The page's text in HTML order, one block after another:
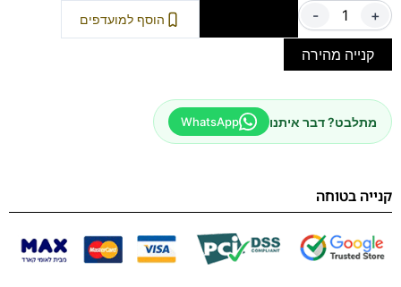
- + הוסף למועדפים
קנייה מהירה
מתלבט? דבר איתנו WhatsApp
קנייה בטוחה